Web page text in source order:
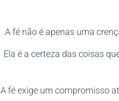
A fé não é apenas uma
Ela é a certeza das coisas
A fé exige um compromisso